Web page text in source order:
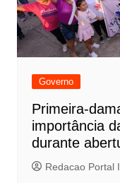
Governo
Primeira-
importância
durante
Redacao Portal